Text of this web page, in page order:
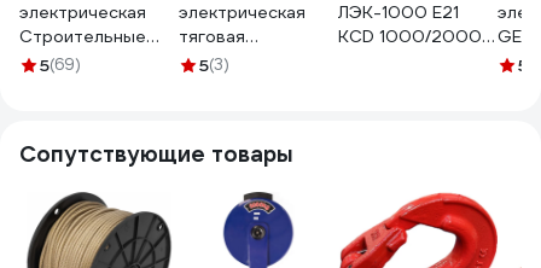
электрическая
Строительные
ресурсы
5(69)
электрическая
тяговая
стационарная
71058941
5(3)
ЛЭК-1000 E21
KCD 1000/2000
5
Сопутствующие товары